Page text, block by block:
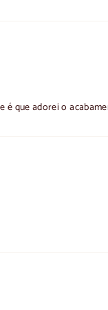
é que adorei o